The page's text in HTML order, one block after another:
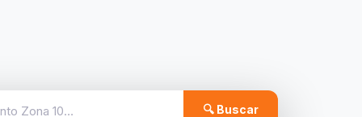
🔍 Buscar